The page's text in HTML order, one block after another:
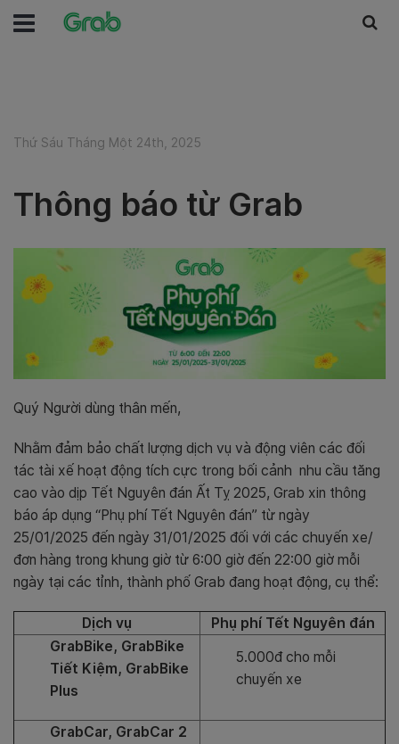
Thứ Sáu Tháng Một 24th, 2025
Thông báo từ Grab
Quý Người dùng thân mến,
Nhằm đảm bảo chất lượng dịch vụ và động viên các đối
tác tài xế hoạt động tích cực trong bối cảnh nhu cầu tăng
cao vào dịp Tết Nguyên đán Ất Tỵ 2025, Grab xin thông
báo áp dụng “Phụ phí Tết Nguyên đán” từ ngày
25/01/2025 đến ngày 31/01/2025 đối với các chuyến xe/
đơn hàng trong khung giờ từ 6:00 giờ đến 22:00 giờ mỗi
ngày tại các tỉnh, thành phố Grab đang hoạt động, cụ thể:
Dịch vụ
Phụ phí Tết Nguyên đán
GrabBike, GrabBike
Tiết Kiệm, GrabBike
Plus
5.000đ cho mỗi
chuyến xe
GrabCar, GrabCar 2